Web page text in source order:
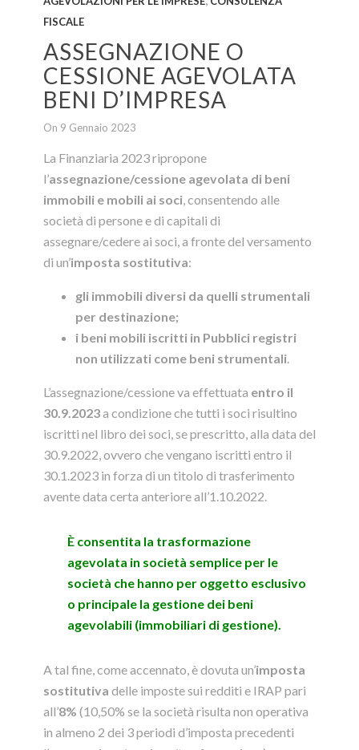
FISCALE
ASSEGNAZIONE O
CESSIONE AGEVOLATA
BENI D’IMPRESA
On 9 Gennaio 2023
La Finanziaria 2023 ripropone
l’assegnazione/cessione agevolata di beni
immobili e mobili ai soci , consentendo alle
società di persone e di capitali di
assegnare/cedere ai soci, a fronte del versamento
di un’imposta sostitutiva:
gli immobili diversi da quelli strumentali
per destinazione;
i beni mobili iscritti in Pubblici registri
non utilizzati come beni strumentali
L’assegnazione/cessione va effettuata entro il
30.9.2023a condizione che tutti i soci risultino
iscritti nel libro dei soci, se prescritto, alla data del
30.9.2022, ovvero che vengano iscritti entro il
30.1.2023 in forza di un titolo di trasferimento
avente data certa anteriore all’1.10.2022.
È consentita la trasformazione
agevolata in società semplice per le
società che hanno per oggetto esclusivo
o principale la gestione dei beni
agevolabili (immobiliari di gestione).
A tal fine, come accennato, è dovuta un’imposta
sostitutiva delle imposte sui redditi e IRAP pari
all’8% (10,50% se la società risulta non operativa
in almeno 2 dei 3 periodi d’imposta precedenti